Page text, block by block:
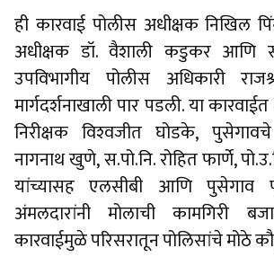
ही कारवाई पोलीस अधीक्षक निखिल
अधीक्षक डॉ. वैशाली कडुकर आणि
उपविभागीय पोलीस अधिकारी
मार्गदर्शनाखाली पार पडली. या
निरीक्षक विश्‍वजीत घोडके, पुसेगावचे
नागनाथ खुणे, स.पो.नि. रोहित फार्णे,
यांच्यासह एलसीबी आणि पुसेगाव
अंमलदारांनी मोलाची कामगिरी
कारवाईमुळे परिसरातून पोलिसांचे मोठे